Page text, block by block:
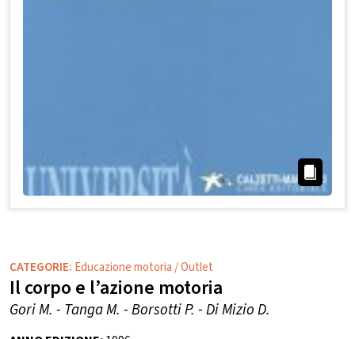
CATEGORIE: Educazione motoria/Outlet
Il corpo e l’azione motoria
Gori M. - Tanga M. - Borsotti P. - Di Mizio D.